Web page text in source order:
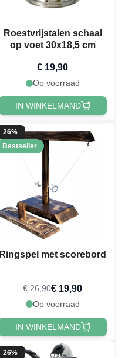
Roestvrijstalen schaal
op voet 30x18,5 cm
€ 19,90
Op voorraad
IN WINKELMAND
26%
Bestseller
Ringspel met scorebord
€ 26,90€ 19,90
Op voorraad
IN WINKELMAND
26%